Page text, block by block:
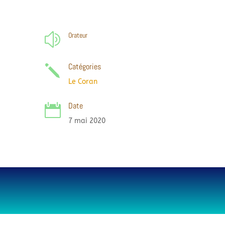
z Orateur
j Catégories
Le Coran
 Date
7 mai 2020